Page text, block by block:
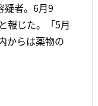
疑者。6月9
報じた。「5月
からは薬物の